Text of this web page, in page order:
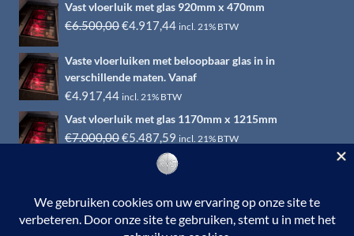
Vast vloerluik met glas 920mm x 470mm
€6.500,00Oorspronkelijke
was:
€6.500,00.
€4.917,44Huidige
is:
€4.917,44.
incl. 21% BTW
Vaste vloerluiken met beloopbaar glas in in
verschillende maten. Vanaf
€4.917,44 incl. 21% BTW
Vast vloerluik met glas 1170mm x 1215mm
€7.000,00Oorspronkelijke
€5.487,59 Huidige
prijs
is:
incl. 21% BTW
© 2026 RVS-woonwinkel.nl is een onderdeel van HTI-RVS |